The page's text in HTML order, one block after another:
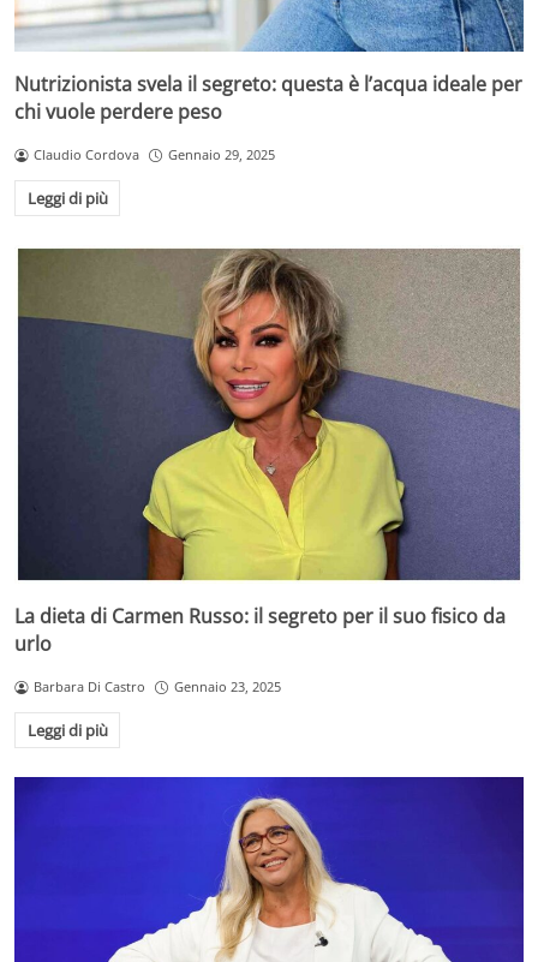
Nutrizionista svela il segreto: questa è l’acqua ideale per
chi vuole perdere peso
Claudio Cordova Gennaio 29, 2025
Leggi di più
La dieta di Carmen Russo: il segreto per il suo fisico da
urlo
Barbara Di Castro Gennaio 23, 2025
Leggi di più